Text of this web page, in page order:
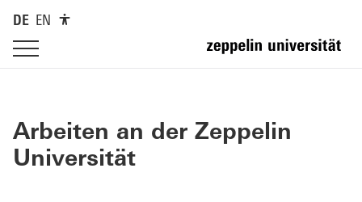
DE EN
Arbeiten an der Zeppelin
Universität